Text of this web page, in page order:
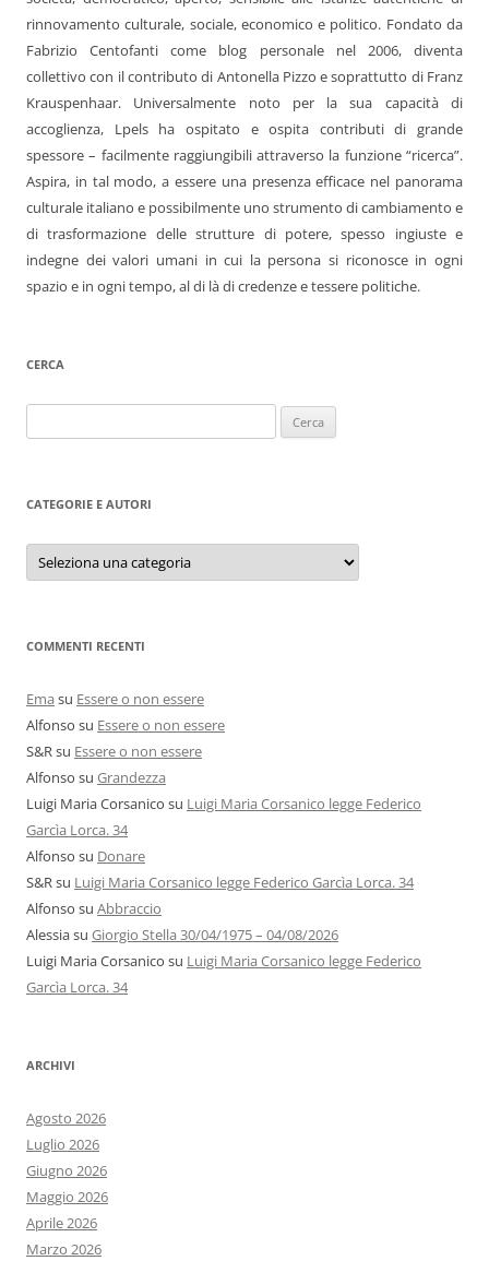
rinnovamento culturale, sociale, economico e politico. Fondato da
Fabrizio Centofanti come blog personale nel 2006, diventa
collettivo con il contributo di Antonella Pizzo e soprattutto di Franz
Krauspenhaar. Universalmente noto per la sua capacità di
accoglienza, Lpels ha ospitato e ospita contributi di grande
spessore – facilmente raggiungibili attraverso la funzione “ricerca”.
Aspira, in tal modo, a essere una presenza efficace nel panorama
culturale italiano e possibilmente uno strumento di cambiamento e
di trasformazione delle strutture di potere, spesso ingiuste e
indegne dei valori umani in cui la persona si riconosce in ogni
spazio e in ogni tempo, al di là di credenze e tessere politiche.
CERCA
per:
CATEGORIE E AUTORI
Categorie
autori
COMMENTI RECENTI
Ema su Essere o non essere
Alfonso su Essere o non essere
S&Rsu Essere o non essere
Alfonso su Grandezza
Luigi Maria Corsanico su Luigi Maria Corsanico legge Federico
Garcìa Lorca. 34
Alfonso su Donare
S&Rsu Luigi Maria Corsanico legge Federico Garcìa Lorca. 34
Alfonso su Abbraccio
Alessiasu Giorgio Stella 30/04/1975 – 04/08/2026
Luigi Maria Corsanico su Luigi Maria Corsanico legge Federico
Garcìa Lorca. 34
ARCHIVI
Agosto 2026
Luglio 2026
Giugno 2026
Maggio 2026
Aprile 2026
Marzo 2026